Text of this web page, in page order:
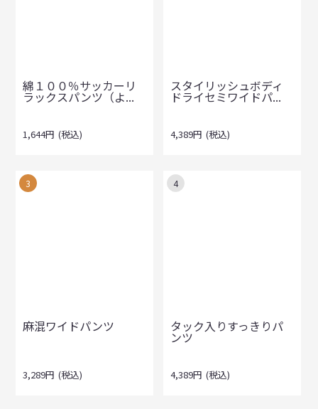
綿１００％サッカーリ
ラックスパンツ（よ...
1,644円 (税込)
スタイリッシュボディ
ドライセミワイドパ...
4,389円 (税込)
3
麻混ワイドパンツ
3,289円 (税込)
4
タック入りすっきりパ
ンツ
4,389円 (税込)